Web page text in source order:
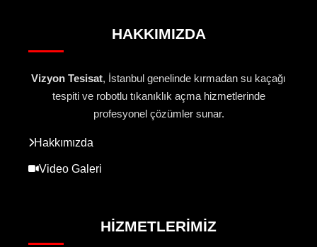
HAKKIMIZDA
Vizyon Tesisat, İstanbul genelinde kırmadan su kaçağı
tespiti ve robotlu tıkanıklık açma hizmetlerinde
profesyonel çözümler sunar.
Hakkımızda
Video Galeri
HIZMETLERIMIZ